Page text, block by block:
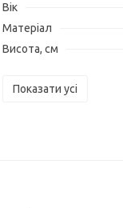
Вік
Матеріал
Висота, см
Показати усі